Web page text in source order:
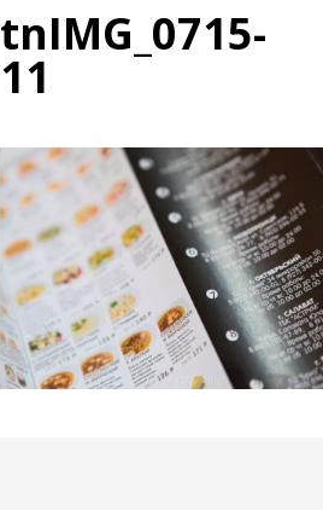
tnIMG_0715-
11